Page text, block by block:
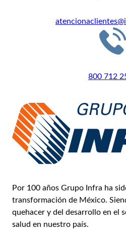
800 712
Por 100 años Grupo Infra ha
transformación de México.
quehacer y del desarrollo en el
salud en nuestro país.